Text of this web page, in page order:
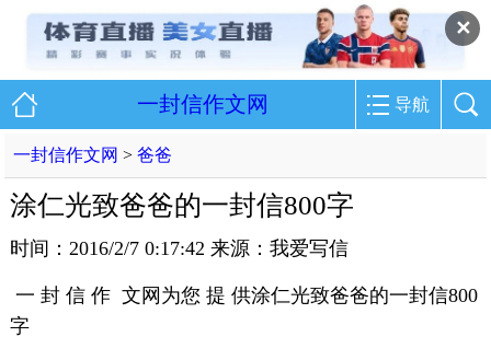
✕
一封信作文网 导航
一封信作文网 >爸爸
涂仁光致爸爸的一封信800字
时间：2016/2/7 0:17:42 来源：我爱写信
一 封 信 作 文网为您 提 供涂仁光致爸爸的一封信800
字